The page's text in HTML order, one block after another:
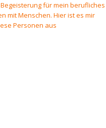
für mein berufliches
mit Menschen. Hier ist es mir
Personen aus